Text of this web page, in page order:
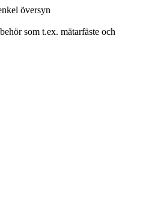
översyn
som t.ex. mätarfäste och